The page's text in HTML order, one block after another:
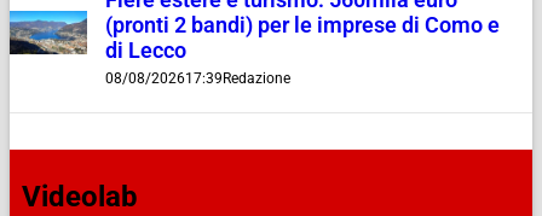
(pronti 2 bandi) per le imprese di Como e
di Lecco
08/08/202617:39 Redazione
Videolab